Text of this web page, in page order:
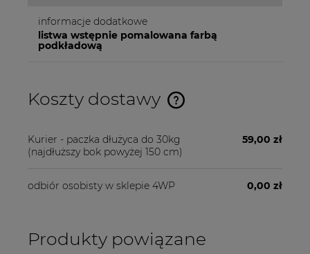
informacje dodatkowe
listwa wstępnie pomalowana farbą
podkładową
Koszty dostawy
Cena nie zawiera ewentualnych kosztów płatności
Kurier - paczka dłużyca do 30kg
(najdłuższy bok powyżej 150 cm)
59,00 zł
odbiór osobisty w sklepie 4WP 0,00 zł
Produkty powiązane